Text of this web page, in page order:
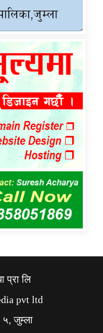
प्रा लि
pvt ltd
५, जुम्ला